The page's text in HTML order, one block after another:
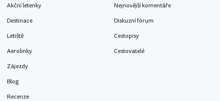
Akční letenky
Destinace
Letiště
Aerolinky
Zájezdy
Blog
Recenze
Nejnovější komentáře
Diskuzní fórum
Cestopisy
Cestovatelé